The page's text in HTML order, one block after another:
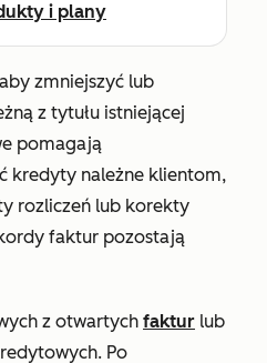
i plany
zmniejszyć lub
z tytułu istniejącej
pomagają
kredyty należne klientom,
rozliczeń lub korekty
faktur pozostają
z otwartych faktur lub
Po